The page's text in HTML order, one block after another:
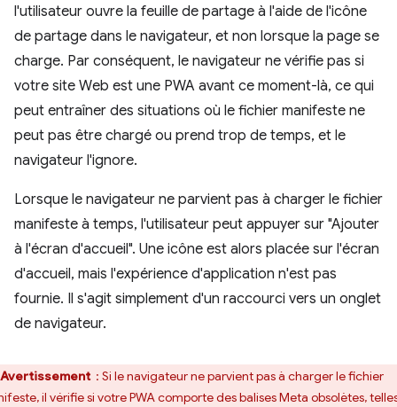
l'utilisateur ouvre la feuille de partage à l'aide de l'icône
de partage dans le navigateur, et non lorsque la page se
charge. Par conséquent, le navigateur ne vérifie pas si
votre site Web est une PWA avant ce moment-là, ce qui
peut entraîner des situations où le fichier manifeste ne
peut pas être chargé ou prend trop de temps, et le
navigateur l'ignore.
Lorsque le navigateur ne parvient pas à charger le fichier
manifeste à temps, l'utilisateur peut appuyer sur "Ajouter
à l'écran d'accueil". Une icône est alors placée sur l'écran
d'accueil, mais l'expérience d'application n'est pas
fournie. Il s'agit simplement d'un raccourci vers un onglet
de navigateur.
Avertissement : Si le navigateur ne parvient pas à charger le fichier
il vérifie si votre PWA comporte des balises Meta obsolètes,